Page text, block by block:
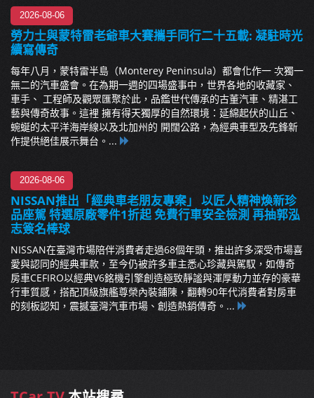
2026-08-06
勞力士與蒙特雷老爺車大賽攜手同行二十五載: 凝駐時光
續寫傳奇
每年八月，蒙特雷半島（Monterey Peninsula）都會化作一 次獨一
無二的汽車盛會。在為期一週的四場盛事中，世界各地的收藏家、
車手、 工程師及觀眾匯聚於此，品鑑世代傳承的古董汽車、精湛工
藝與傳奇故事。這裡 擁有得天獨厚的自然環境：延綿起伏的山丘、
蜿蜒的太平洋海岸線以及北加州的 開闊公路，為經典車型及先鋒新
作提供絕佳展示舞台。...
2026-08-06
NISSAN推出「經典車老朋友專案」 以匠人精神煥新珍
品座駕 特選原廠零件1折起 免費行車安全檢測 再抽郭泓
志簽名棒球
NISSAN在臺灣市場陪伴消費者走過68個年頭，推出許多深受市場喜
愛與認同的經典車款，至今仍被許多車主悉心珍藏與駕馭，如傳奇
房車CEFIRO以經典V6銘機引擎創造極致靜謐與渾厚動力並存的豪華
行車質感，搭配頂級旗艦尊榮內裝鋪陳，翻轉90年代消費者對房車
的刻板認知，震撼臺灣汽車市場、創造熱銷傳奇。...